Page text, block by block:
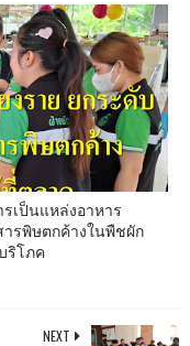
รเป็นแหล่งอาหาร
ารพิษตกค้างในพืชผัก
ริโภค
NEXT